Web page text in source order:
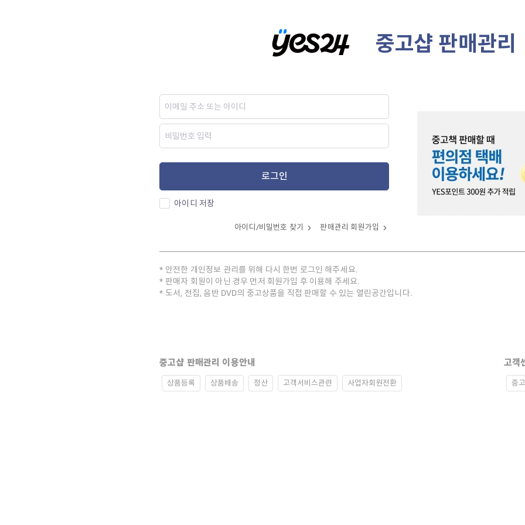
중고샵 판매관리
로그인
아이디 저장
아이디/비밀번호 찾기 판매관리 회원가입
안전한 개인정보 관리를 위해 다시 한번 로그인 해주세요.
판매자 회원이 아닌 경우 먼저 회원가입 후 이용해 주세요.
도서, 전집, 음반 DVD의 중고상품을 직접 판매할 수 있는 열린공간입니다.
중고샵 판매관리 이용안내
상품등록 상품배송 정산 고객서비스관련 사업자회원전환
고객
중